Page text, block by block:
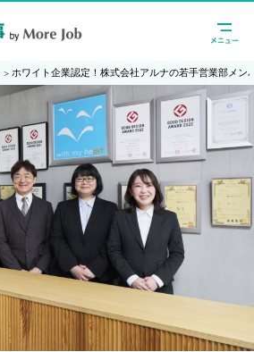
ホワイト企業認定！株式会社アルナの若手営業部メン